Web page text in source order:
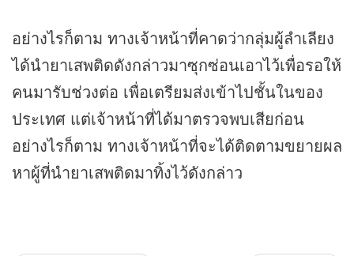
อย่างไรก็ตาม ทางเจ้าหน้าที่คาดว่ากลุ่มผู้ลำเลียง
ได้นำยาเสพติดดังกล่าวมาซุกซ่อนเอาไว้เพื่อรอให้
คนมารับช่วงต่อ เพื่อเตรียมส่งเข้าไปชั้นในของ
ประเทศ แต่เจ้าหน้าที่ได้มาตรวจพบเสียก่อน
อย่างไรก็ตาม ทางเจ้าหน้าที่จะได้ติดตามขยายผล
หาผู้ที่นำยาเสพติดมาทิ้งไว้ดังกล่าว